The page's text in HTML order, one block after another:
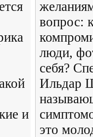
и
вопрос:
люди,
себя?
Ильдар
это